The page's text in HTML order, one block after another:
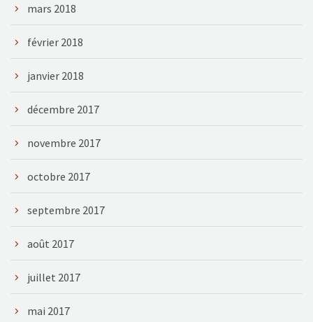
mars 2018
février 2018
janvier 2018
décembre 2017
novembre 2017
octobre 2017
septembre 2017
août 2017
juillet 2017
mai 2017